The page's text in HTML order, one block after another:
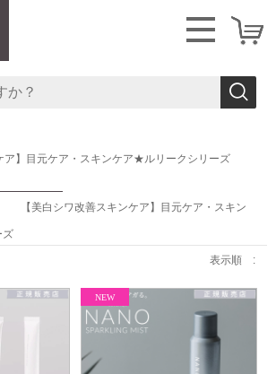
ア】目元ケア・スキンケア★ルリークシリーズ
【美白シワ改善スキンケア】目元ケア・スキン
ズ
表示順 :